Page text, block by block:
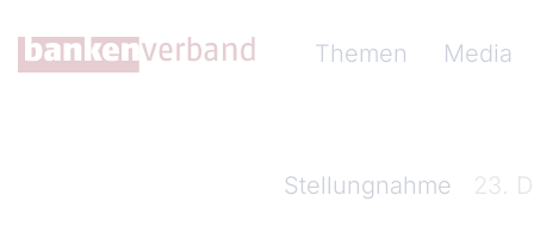
Themen
Media
Stellungnahme 23.